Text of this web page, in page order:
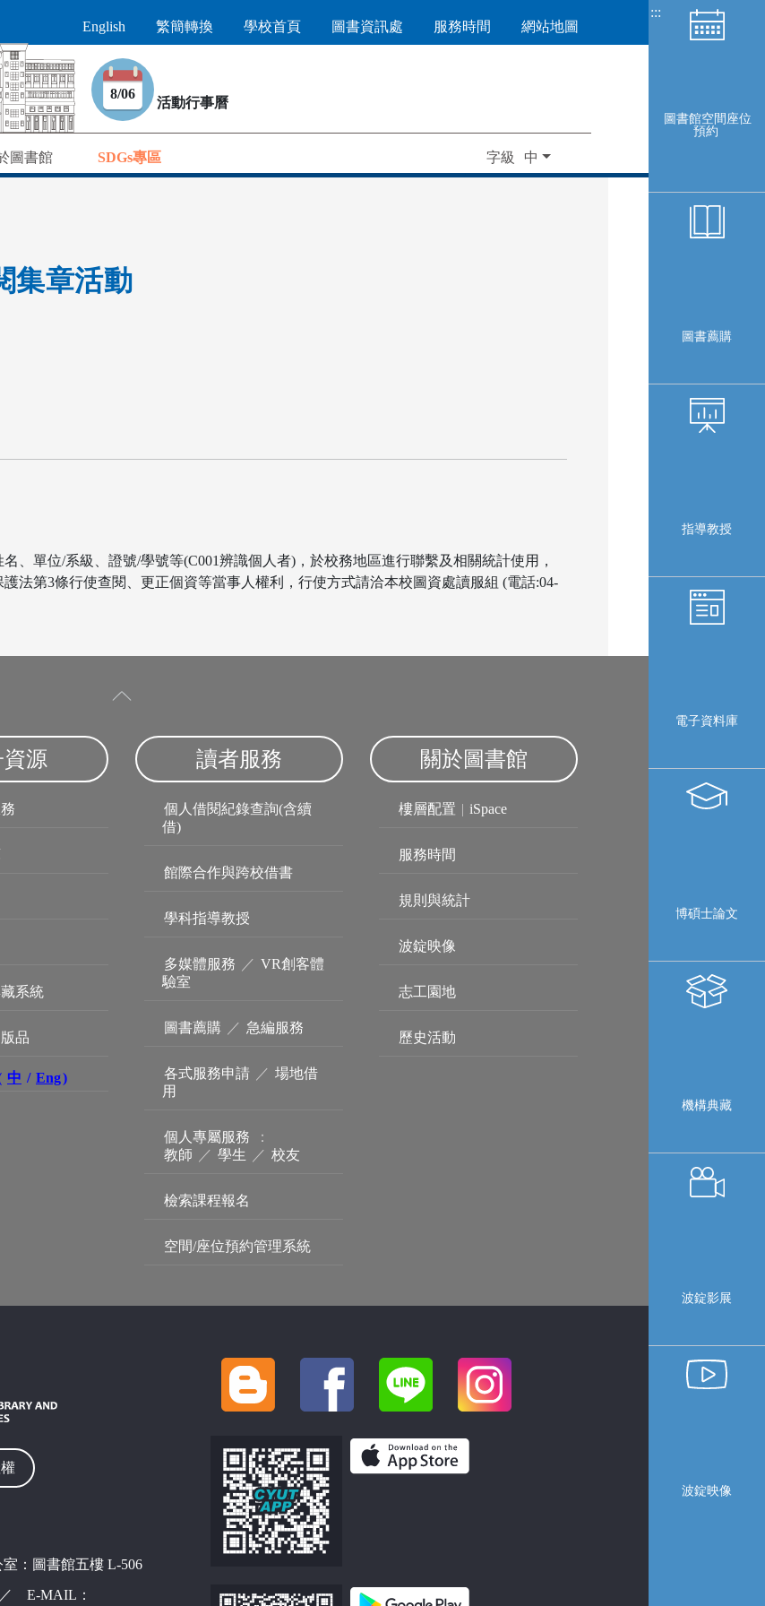
8/06
活動行事曆
English 繁簡轉換 學校首頁 圖書資訊處 服務時間 網站地圖
圖書館 SDGs專區 字級
:::
圖書館空間座位
預約
圖書薦購
指導教授
電子資料庫
博碩士論文
機構典藏
波錠影展
波錠映像
集章活動
、單位/系級、證號/學號等(C001辨識個人者)，於校務地區進行聯繫及相關統計使用，
法第3條行使查閱、更正個資等當事人權利，行使方式請洽本校圖資處讀服組 (電話:04-
資源
系統
品
中 / Eng)
讀者服務
個人借閱紀錄查詢(含續
借)
館際合作與跨校借書
學科指導教授
多媒體服務 ／ VR創客體
驗室
圖書薦購 ／ 急編服務
各式服務申請 ／ 場地借
用
個人專屬服務
：
教師
／ 學生 ／ 校友
檢索課程報名
空間/座位預約管理系統
關於圖書館
樓層配置 | iSpace
服務時間
規則與統計
波錠映像
志工園地
歷史活動
：圖書館五樓 L-506
E-MAIL：